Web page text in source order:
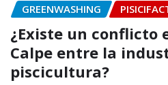
GREENWASHING
¿Existe un conflicto
Calpe entre la
piscicultura?